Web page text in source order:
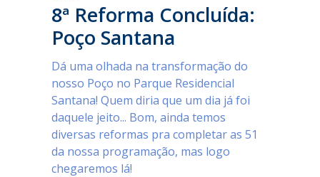
8ª Reforma Concluída:
Poço Santana
Dá uma olhada na transformação do
nosso Poço no Parque Residencial
Santana! Quem diria que um dia já foi
daquele jeito... Bom, ainda temos
diversas reformas pra completar as 51
da nossa programação, mas logo
chegaremos lá!